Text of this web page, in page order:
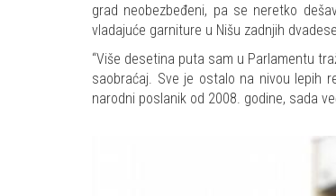
grad neobezbeđeni, pa se neretko
vladajuće garniture u Nišu zadnjih
“Više desetina puta sam u Parlamentu
saobraćaj. Sve je ostalo na nivou lepih
narodni poslanik od 2008. godine, sada